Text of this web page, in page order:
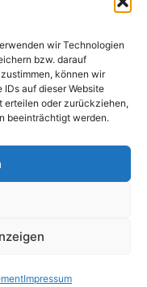
wir Technologien
bzw. darauf
können wir
auf dieser Website
erteilen oder zurückziehen,
beeinträchtigt werden.
Impressum
nem merül fel
jutunk.